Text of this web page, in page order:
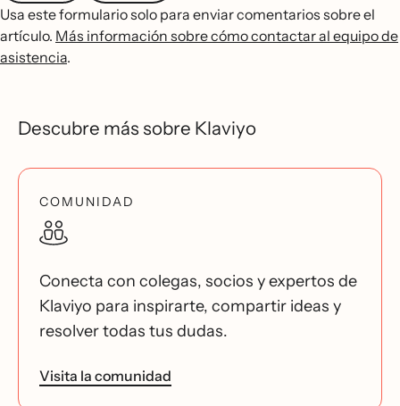
Usa este formulario solo para enviar comentarios sobre el
artículo. Más información sobre cómo contactar al equipo de
asistencia.
Descubre más sobre Klaviyo
COMUNIDAD
Conecta con colegas, socios y expertos de
Klaviyo para inspirarte, compartir ideas y
resolver todas tus dudas.
Visita la comunidad